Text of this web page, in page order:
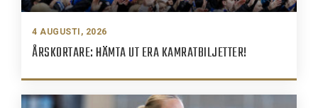
4 AUGUSTI, 2026
ÅRSKORTARE: HÄMTA UT ERA KAMRATBILJETTER!